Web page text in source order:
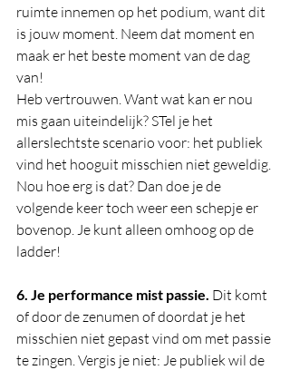
ruimte innemen op het podium, want dit
is jouw moment. Neem dat moment en
maak er het beste moment van de dag
van!
Heb vertrouwen. Want wat kan er nou
mis gaan uiteindelijk? STel je het
allerslechtste scenario voor: het publiek
vind het hooguit misschien niet geweldig.
Nou hoe erg is dat? Dan doe je de
volgende keer toch weer een schepje er
bovenop. Je kunt alleen omhoog op de
ladder!
6. Je performance mist passie. Dit komt
of door de zenumen of doordat je het
misschien niet gepast vind om met passie
te zingen. Vergis je niet: Je publiek wil de